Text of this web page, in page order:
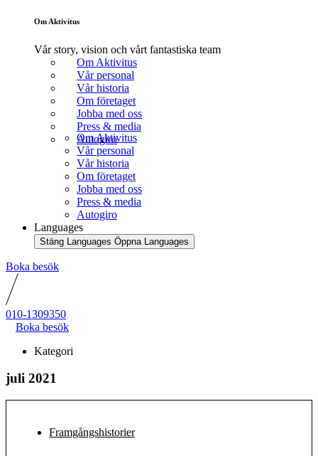
Om Aktivitus
Vår story, vision och vårt fantastiska team
Om Aktivitus
Vår personal
Vår historia
Om företaget
Jobba med oss
Press & media
Autogiro
Om Aktivitus
Vår personal
Vår historia
Om företaget
Jobba med oss
Press & media
Autogiro
Languages
Stäng Languages Öppna Languages
Boka besök
010-1309350
Boka besök
Kategori
juli 2021
Framgångshistorier